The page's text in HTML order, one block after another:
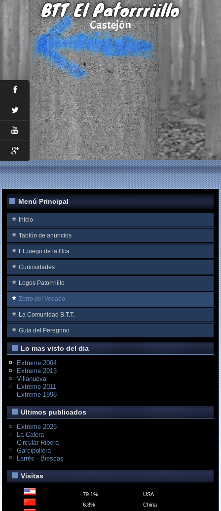
BTT El Patorrriillo
Castejón
Menú Principal
Inicio
Tablón de anuncios
El Juego de la Oca
Curiosidades
Logos Patorrriillo
Zorro del Vedado
La Comunidad B.T.T.
Guia del Peregrino
Lo mas visto del dia
Extreme 2004
Extreme 2013
Villanueva
Extreme 2011
Extreme 1998
Ultimos publicados
Extreme 2026
La Calera
Circular Ribera
Garcipollera
Larrés - Biescas
Visitas
79.1%
USA
6.8%
China